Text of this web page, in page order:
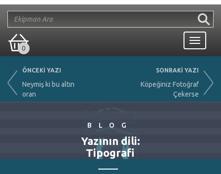
0
Toggle
BLOG
Yazının dili:
Tipografi
ÖNCEKİ YAZI
Neymiş ki bu altın
oran
SONRAKİ YAZI
Köpeğiniz Fotoğraf
Çekerse